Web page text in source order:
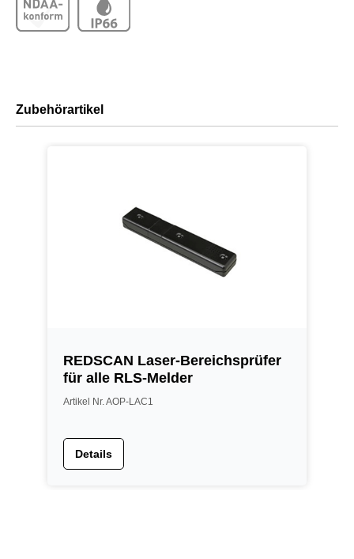
Zubehörartikel
REDSCAN Laser-Bereichsprüfer
für alle RLS-Melder
Artikel Nr. AOP-LAC1
Details